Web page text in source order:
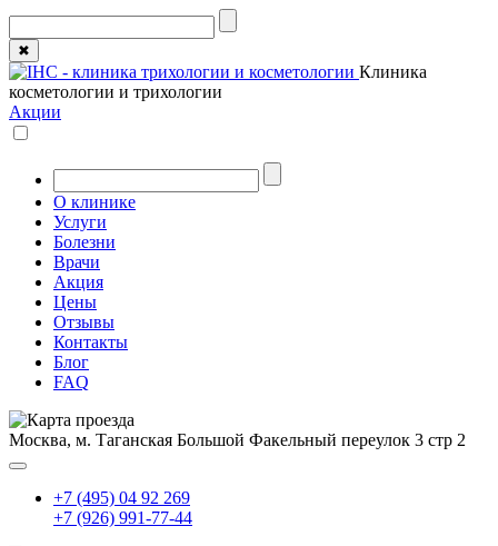
✖
Клиника
косметологии и трихологии
Акции
О клинике
Услуги
Болезни
Врачи
Акция
Цены
Отзывы
Контакты
Блог
FAQ
Москва, м. Таганская Большой Факельный переулок 3 стр 2
+7 (495) 04 92 269
+7 (926) 991-77-44